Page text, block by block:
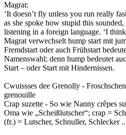
Magrat:
‘It doesn’t fly unless you run really
as she spoke how stupid this
listening in a foreign language. ‘I
Magrat verwechselt hump start mit
Fremdstart oder auch Frühstart
Namenswahl; denn hump bedeutet
Start – oder Start mit Hindernissen.
Cwuissses dee Grenolly -
grenouille
Crap suzette - So wie Nanny crêpes
Oma wie „Scheißlutscher“; crap =
(fr.) = Lutscher, Schnuller, Schlecker